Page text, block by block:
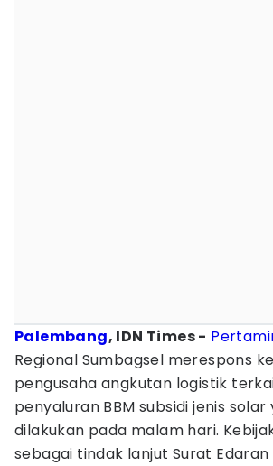
Palembang, IDN Times -
Regional Sumbagsel merespons
pengusaha angkutan logistik
penyaluran BBM subsidi jenis
dilakukan pada malam hari.
sebagai tindak lanjut Surat